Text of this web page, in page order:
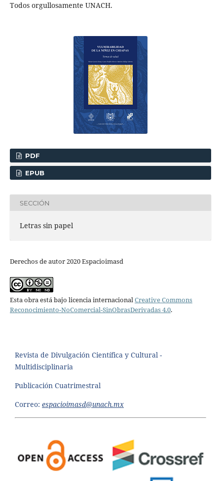
Todos orgullosamente UNACH.
PDF
EPUB
SECCIÓN
Letras sin papel
Derechos de autor 2020 Espacioimasd
Esta obra está bajo licencia internacionalCreative Commons
Reconocimiento-NoComercial-SinObrasDerivadas 4.0.
Revista de Divulgación Científica y Cultural -
Multidisciplinaria
Publicación Cuatrimestral
Correo: espacioimasd@unach.mx